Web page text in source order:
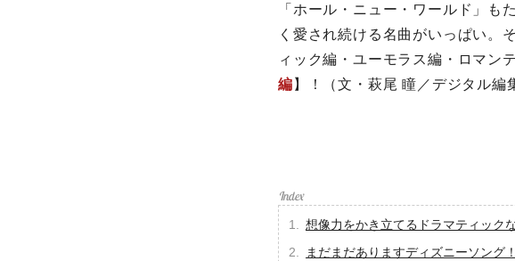
「ホール・ニュー・ワールド」も
く愛され続ける名曲がいっぱい。
ィック編・ユーモラス編・ロマン
編 】！（文・萩尾 瞳／デジタル編
想像力をかき立てるドラマティック
まだまだありますディズニーソング！